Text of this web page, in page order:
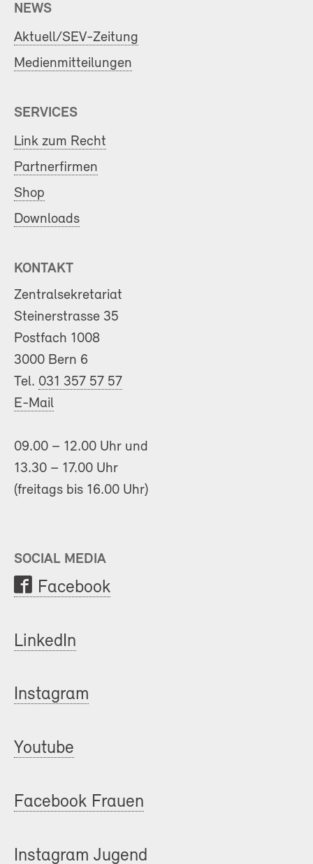
NEWS
Aktuell/SEV-Zeitung
Medienmitteilungen
SERVICES
Link zum Recht
Partnerfirmen
Shop
Downloads
KONTAKT
Zentralsekretariat
Steinerstrasse 35
Postfach 1008
3000 Bern 6
Tel. 031 357 57 57
E-Mail
09.00 – 12.00 Uhr und
13.30 – 17.00 Uhr
(freitags bis 16.00 Uhr)
SOCIAL MEDIA
Facebook
LinkedIn
Instagram
Youtube
Facebook Frauen
Instagram Jugend